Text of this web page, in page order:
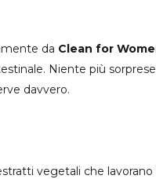
da Clean for
Niente più
davvero.
vegetali che lavorano